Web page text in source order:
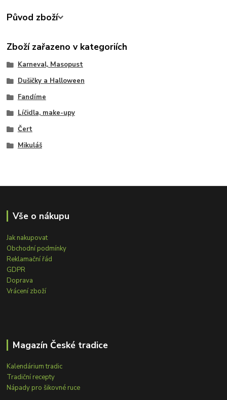
Původ zboží
Zboží zařazeno v kategoriích
Karneval, Masopust
Dušičky a Halloween
Fandíme
Líčidla, make-upy
Čert
Mikuláš
Vše o nákupu
Jak nakupovat
Obchodní podmínky
Reklamační řád
GDPR
Doprava
Vrácení zboží
Magazín České tradice
Kalendárium tradic
Tradiční recepty
Nápady pro šikovné ruce